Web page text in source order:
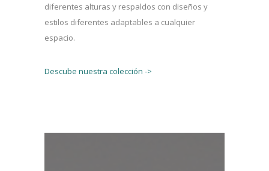
diferentes alturas y respaldos con diseños y
estilos diferentes adaptables a cualquier
espacio.
Descube nuestra colección ->